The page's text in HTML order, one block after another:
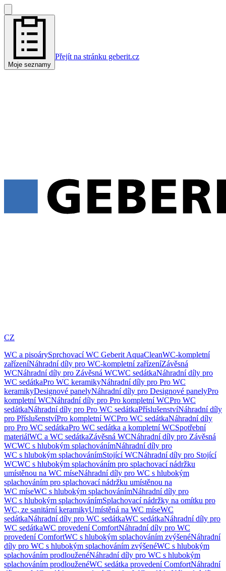
Moje seznamy
Přejít na stránku geberit.cz
CZ
WC a pisoárySprchovací WC Geberit AquaCleanWC-kompletní
zařízeníNáhradní díly pro WC-kompletní zařízeníZávěsná
WCNáhradní díly pro Závěsná WCWC sedátkaNáhradní díly pro
WC sedátkaPro WC keramikyNáhradní díly pro Pro WC
keramikyDesignové panelyNáhradní díly pro Designové panelyPro
kompletní WCNáhradní díly pro Pro kompletní WCPro WC
sedátkaNáhradní díly pro Pro WC sedátkaPříslušenstvíNáhradní díly
pro PříslušenstvíPro kompletní WCPro WC sedátkaNáhradní díly
pro Pro WC sedátkaPro WC sedátka a kompletní WCSpotřební
materiálWC a WC sedátkaZávěsná WCNáhradní díly pro Závěsná
WCWC s hlubokým splachovánímNáhradní díly pro
WC s hlubokým splachovánímStojící WCNáhradní díly pro Stojící
WCWC s hlubokým splachováním pro splachovací nádržku
umístěnou na WC míseNáhradní díly pro WC s hlubokým
splachováním pro splachovací nádržku umístěnou na
WC míseWC s hlubokým splachovánímNáhradní díly pro
WC s hlubokým splachovánímSplachovací nádržky na omítku pro
WC, ze sanitární keramikyUmístěná na WC míseWC
sedátkaNáhradní díly pro WC sedátkaWC sedátkaNáhradní díly pro
WC sedátkaWC provedení ComfortNáhradní díly pro WC
provedení ComfortWC s hlubokým splachováním zvýšenéNáhradní
díly pro WC s hlubokým splachováním zvýšenéWC s hlubokým
splachováním prodlouženéNáhradní díly pro WC s hlubokým
splachováním prodlouženéWC sedátka provedení ComfortNáhradní